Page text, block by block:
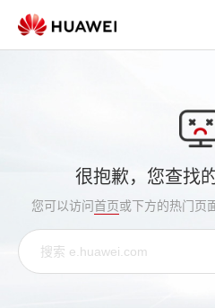
很抱歉，您查找
您可以访问首页或下方的热门页